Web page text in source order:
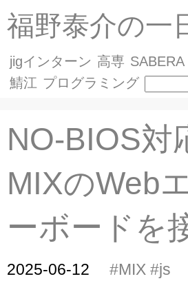
福野泰介の一
jigインターン 高専 SABERA
鯖江 プログラミング
NO-BIOS対
MIXのWeb
ーボードを
2025-06-12 #MIX #js